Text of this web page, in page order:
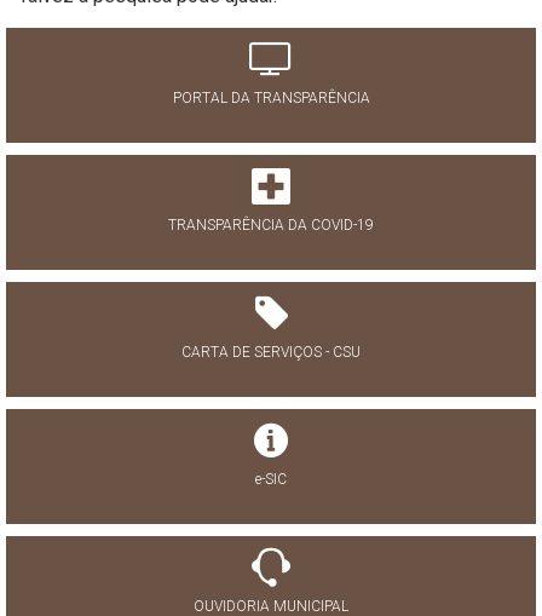
PORTAL DA TRANSPARÊNCIA
TRANSPARÊNCIA DA COVID-19
CARTA DE SERVIÇOS - CSU
e-SIC
OUVIDORIA MUNICIPAL